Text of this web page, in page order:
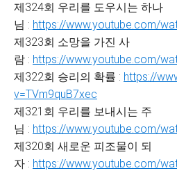
제324회 우리를 도우시는 하나
님 : https://www.youtube.com/
제323회 소망을 가진 사
람 : https://www.youtube.com/
제322회 승리의 확률 : https://
v=TVm9quB7xec
제321회 우리를 보내시는 주
님 : https://www.youtube.com/
제320회 새로운 피조물이 되
자 : https://www.youtube.com/